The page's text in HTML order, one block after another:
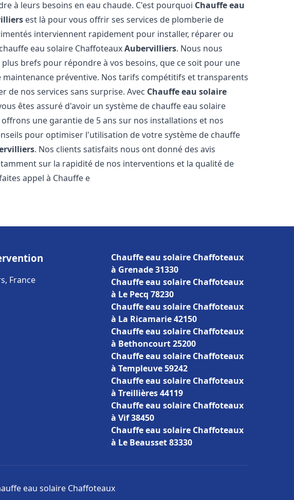
à leurs besoins en eau chaude. C'est pourquoi Chauffe eau
est là pour vous offrir ses services de plomberie de
interviennent rapidement pour installer, réparer ou
eau solaire ChaffoteauxAubervilliers. Nous nous
plus brefs pour répondre à vos besoins, que ce soit pour une
maintenance préventive. Nos tarifs compétitifs et transparents
de nos services sans surprise. Avec Chauffe eau solaire
êtes assuré d'avoir un système de chauffe eau solaire
une garantie de 5 ans sur nos installations et nos
pour optimiser l'utilisation de votre système de chauffe
. Nos clients satisfaits nous ont donné des avis
sur la rapidité de nos interventions et la qualité de
appel à Chauffe e
France
Chauffe eau solaire Chaffoteaux
à Grenade 31330
Chauffe eau solaire Chaffoteaux
à Le Pecq 78230
Chauffe eau solaire Chaffoteaux
à La Ricamarie 42150
Chauffe eau solaire Chaffoteaux
à Bethoncourt 25200
Chauffe eau solaire Chaffoteaux
à Templeuve 59242
Chauffe eau solaire Chaffoteaux
à Treillières 44119
Chauffe eau solaire Chaffoteaux
à Vif 38450
Chauffe eau solaire Chaffoteaux
à Le Beausset 83330
eau solaire Chaffoteaux